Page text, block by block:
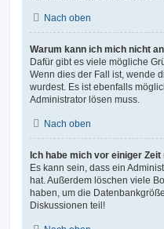
Nach oben
Warum kann ich mich nicht
Dafür gibt es viele mögliche
Wenn dies der Fall ist, wende
wurdest. Es ist ebenfalls
Administrator lösen muss.
Nach oben
Ich habe mich vor einiger
Es kann sein, dass ein
hat. Außerdem löschen viele
haben, um die
Diskussionen teil!